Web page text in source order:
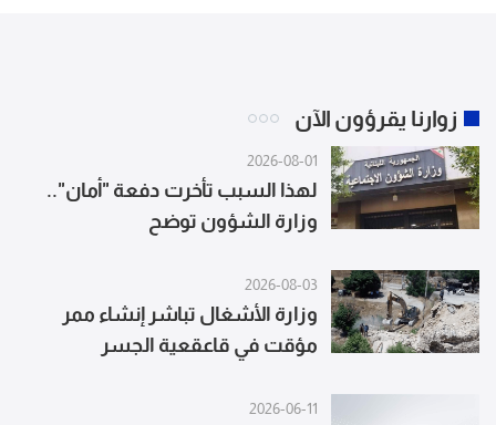
زوارنا يقرؤون الآن
2026-08-01
لهذا السبب تأخرت دفعة "أمان"..
وزارة الشؤون توضح
2026-08-03
وزارة الأشغال تباشر إنشاء ممر
مؤقت في قاعقعية الجسر
2026-06-11